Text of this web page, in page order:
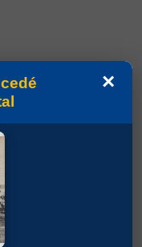
Gáspari
×